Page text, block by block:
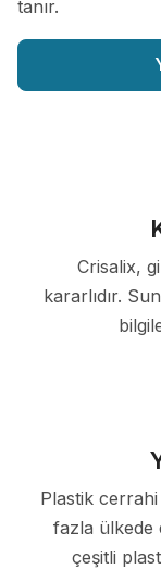
tanır.
Crisalix,
kararlıdır.
Plastik
fazla ülkede
çeşitli